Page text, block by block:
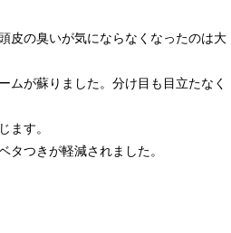
皮の臭いが気にならなくなったのは大
ムが蘇りました。分け目も目立たなく
ます。
つきが軽減されました。